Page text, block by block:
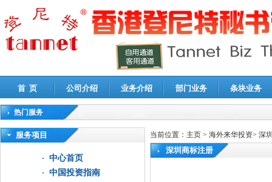
首 页 公司介绍 业务介绍 部门业务 条块业务
热门服务
高新技术企业认定审计|企业所得税汇算清缴申报鉴证
服务项目
中心首页
中国投资指南
当前位置： 主页 > 海外来华投资> 深
深圳商标注册